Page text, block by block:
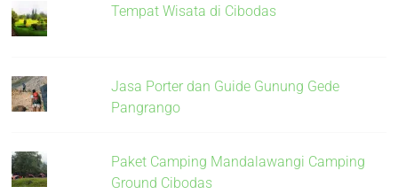
Tempat Wisata di Cibodas
Jasa Porter dan Guide Gunung Gede
Pangrango
Paket Camping Mandalawangi Camping
Ground Cibodas